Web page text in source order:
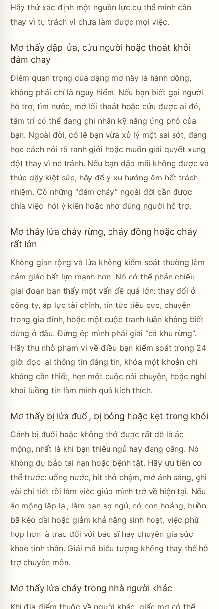
Hãy thử xác định một nguồn lực cụ thể mình cần
thay vì tự trách vì chưa làm được mọi việc.
Mơ thấy dập lửa, cứu người hoặc thoát khỏi
đám cháy
Điểm quan trọng của dạng mơ này là hành động,
không phải chỉ là nguy hiểm. Nếu bạn biết gọi người
hỗ trợ, tìm nước, mở lối thoát hoặc cứu được ai đó,
tâm trí có thể đang ghi nhận kỹ năng ứng phó của
bạn. Ngoài đời, có lẽ bạn vừa xử lý một sai sót, đang
học cách nói rõ ranh giới hoặc muốn giải quyết xung
đột thay vì né tránh. Nếu bạn dập mãi không được và
thức dậy kiệt sức, hãy để ý xu hướng ôm hết trách
nhiệm. Có những “đám cháy” ngoài đời cần được
chia việc, hỏi ý kiến hoặc nhờ đúng người hỗ trợ.
Mơ thấy lửa cháy rừng, cháy đồng hoặc cháy
rất lớn
Không gian rộng và lửa không kiểm soát thường làm
cảm giác bất lực mạnh hơn. Nó có thể phản chiếu
giai đoạn bạn thấy một vấn đề quá lớn: thay đổi ở
công ty, áp lực tài chính, tin tức tiêu cực, chuyện
trong gia đình, hoặc một cuộc tranh luận không biết
dừng ở đâu. Đừng ép mình phải giải “cả khu rừng”.
Hãy thu nhỏ phạm vi về điều bạn kiểm soát trong 24
giờ: đọc lại thông tin đáng tin, khóa một khoản chi
không cần thiết, hẹn một cuộc nói chuyện, hoặc nghỉ
khỏi luồng tin làm mình quá kích thích.
Mơ thấy bị lửa đuổi, bị bỏng hoặc kẹt trong khói
Cảnh bị đuổi hoặc không thở được rất dễ là ác
mộng, nhất là khi bạn thiếu ngủ hay đang căng. Nó
không dự báo tai nạn hoặc bệnh tật. Hãy ưu tiên cơ
thể trước: uống nước, hít thở chậm, mở ánh sáng, ghi
vài chi tiết rồi làm việc giúp mình trở về hiện tại. Nếu
ác mộng lặp lại, làm bạn sợ ngủ, có cơn hoảng, buồn
bã kéo dài hoặc giảm khả năng sinh hoạt, việc phù
hợp hơn là trao đổi với bác sĩ hay chuyên gia sức
khỏe tinh thần. Giải mã biểu tượng không thay thế hỗ
trợ chuyên môn.
Mơ thấy lửa cháy trong nhà người khác
Khi địa điểm thuộc về người khác, giấc mơ có thể